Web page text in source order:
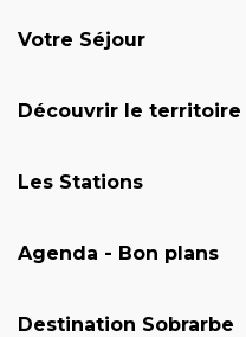
Votre Séjour
Découvrir le territoire
Les Stations
Agenda - Bon plans
Destination Sobrarbe